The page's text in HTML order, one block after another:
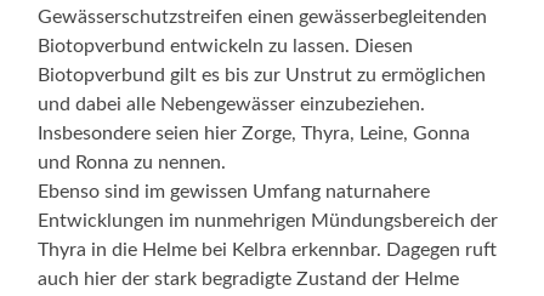
Gewässerschutzstreifen einen gewässerbegleitenden
Biotopverbund entwickeln zu lassen. Diesen
Biotopverbund gilt es bis zur Unstrut zu ermöglichen
und dabei alle Nebengewässer einzubeziehen.
Insbesondere seien hier Zorge, Thyra, Leine, Gonna
und Ronna zu nennen.
Ebenso sind im gewissen Umfang naturnahere
Entwicklungen im nunmehrigen Mündungsbereich der
Thyra in die Helme bei Kelbra erkennbar. Dagegen ruft
auch hier der stark begradigte Zustand der Helme